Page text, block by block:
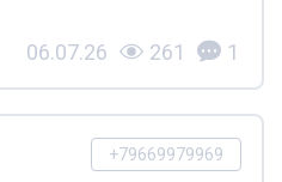
06.07.26 261 1
+79669979969